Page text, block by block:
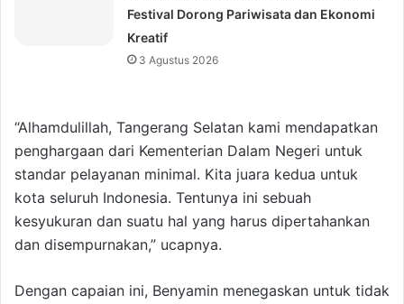
Festival Dorong Pariwisata dan Ekonomi
Kreatif
3 Agustus 2026
“Alhamdulillah, Tangerang Selatan kami mendapatkan
penghargaan dari Kementerian Dalam Negeri untuk
standar pelayanan minimal. Kita juara kedua untuk
kota seluruh Indonesia. Tentunya ini sebuah
kesyukuran dan suatu hal yang harus dipertahankan
dan disempurnakan,” ucapnya.
Dengan capaian ini, Benyamin menegaskan untuk tidak